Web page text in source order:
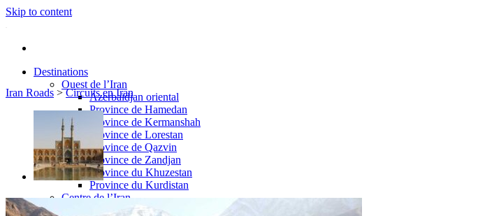
Skip to content
Destinations
Ouest de l’Iran
Azerbaïdjan oriental
Province de Hamedan
Province de Kermanshah
Province de Lorestan
Province de Qazvin
Province de Zandjan
Province du Khuzestan
Province du Kurdistan
Centre de l’Iran
Iran Roads > Circuits en Iran